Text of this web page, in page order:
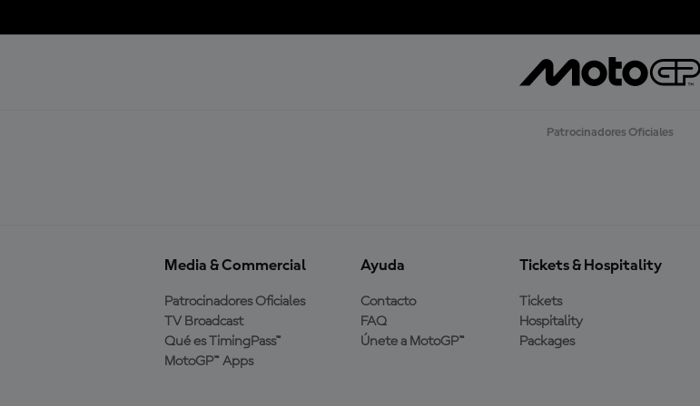
R
Á
Patrocinadores Oficiales
Media & Commercial
Patrocinadores Oficiales
TV Broadcast
Qué es TimingPass™
MotoGP™ Apps
Ayuda
Contacto
FAQ
Únete a MotoGP™
Tickets & Hospitality
Tickets
Hospitality
Packages